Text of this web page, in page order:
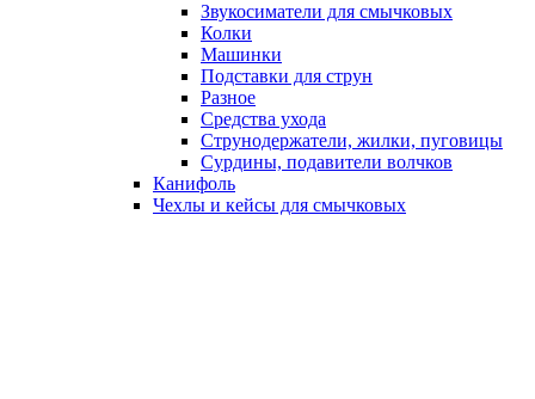
Звукосиматели для смычковых
Колки
Машинки
Подставки для струн
Разное
Средства ухода
Струнодержатели, жилки, пуговицы
Сурдины, подавители волчков
Канифоль
Чехлы и кейсы для смычковых